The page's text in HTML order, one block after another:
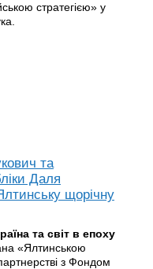
стратегією» у
та
Даля
щорічну
та світ в епоху
«Ялтинською
з Фондом